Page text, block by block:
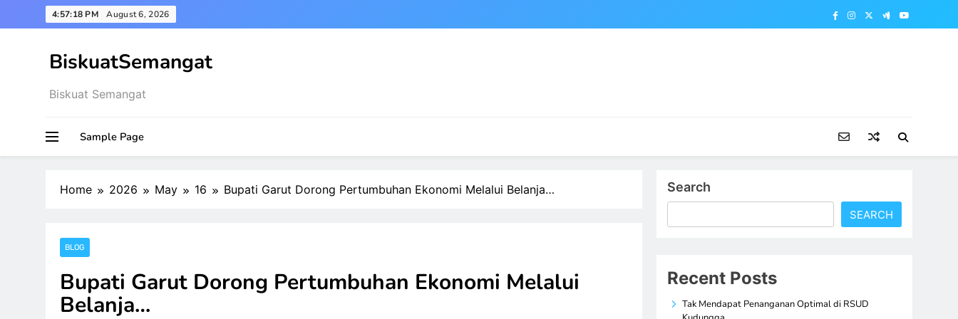
to
4:57:19 PM August 6, 2026
BiskuatSemangat
Biskuat Semangat
Sample Page
Home 2026 May 16 Bupati Garut Dorong Pertumbuhan Ekonomi Melalui Belanja…
BLOG
Bupati Garut Dorong Pertumbuhan Ekonomi Melalui
Belanja…
Search
SEARCH
Recent Posts
Tak Mendapat Penanganan Optimal di RSUD